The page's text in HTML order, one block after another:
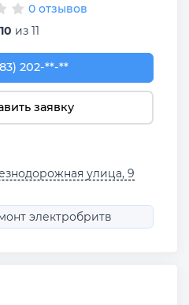
0 отзывов
из 11
202-11-88
202-**-**
заявку
улица, 9
электробритв